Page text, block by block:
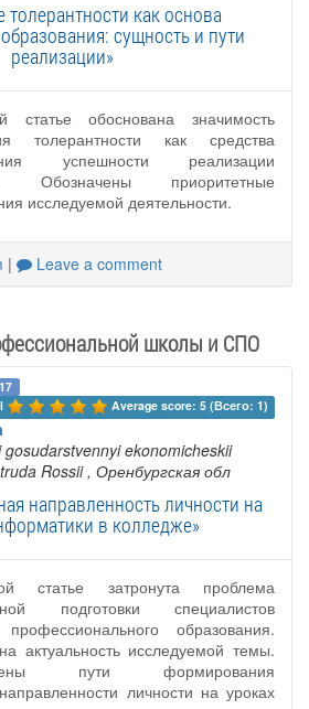
толерантности как основа
сущность и пути
реализации»
статье обоснована значимость
толерантности как средства
успешности реализации
Обозначены приоритетные
исследуемой деятельности.
| Leave a comment
школы и СПО
Average score: 5 (Всего: 1)
ekonomicheskii
Rossii , Оренбургская обл
направленность личности на
в колледже»
статье затронута проблема
подготовки специалистов
профессионального образования.
актуальность исследуемой темы.
пути формирования
личности на уроках